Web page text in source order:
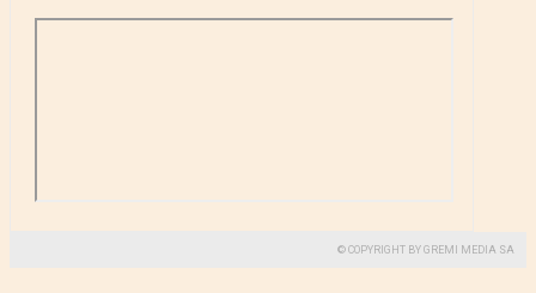
© COPYRIGHT BY GREMI MEDIA SA